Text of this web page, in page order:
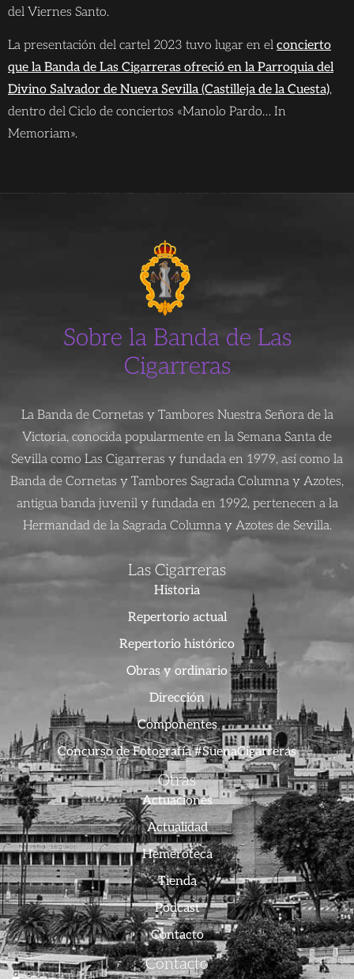
del Viernes Santo.
La presentación del cartel 2023 tuvo lugar en el concierto
que la Banda de Las Cigarreras ofreció en la Parroquia del
Divino Salvador de Nueva Sevilla (Castilleja de la Cuesta),
dentro del Ciclo de conciertos «Manolo Pardo… In
Memoriam».
Sobre la Banda de Las
Cigarreras
La Banda de Cornetas y Tambores Nuestra Señora de la
Victoria, conocida popularmente en la Semana Santa de
Sevilla como Las Cigarreras y fundada en 1979, así como la
Banda de Cornetas y Tambores Sagrada Columna y Azotes,
antigua banda juvenil y fundada en 1992, pertenecen a la
Hermandad de la Sagrada Columna y Azotes de Sevilla.
Las Cigarreras
Historia
Repertorio actual
Repertorio histórico
Obras y ordinario
Dirección
Componentes
Concurso de Fotografía #SuenaCigarreras
Otras
Actuaciones
Actualidad
Hemeroteca
Tienda
Podcast
Contacto
Contacto